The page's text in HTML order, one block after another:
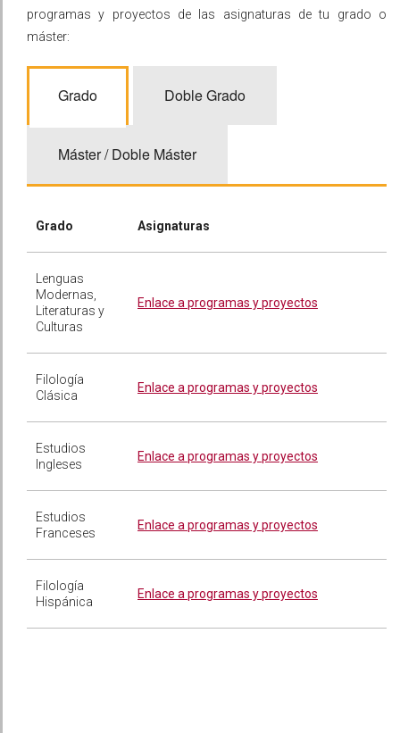
programas y proyectos de las asignaturas de tu grado o
máster:
Grado Doble Grado
Máster / Doble Máster
Grado Asignaturas
Lenguas
Modernas,
Literaturas y
Culturas
Enlace a programas y proyectos
Filología
Clásica
Enlace a programas y proyectos
Estudios
Ingleses
Enlace a programas y proyectos
Estudios
Franceses
Enlace a programas y proyectos
Filología
Hispánica
Enlace a programas y proyectos